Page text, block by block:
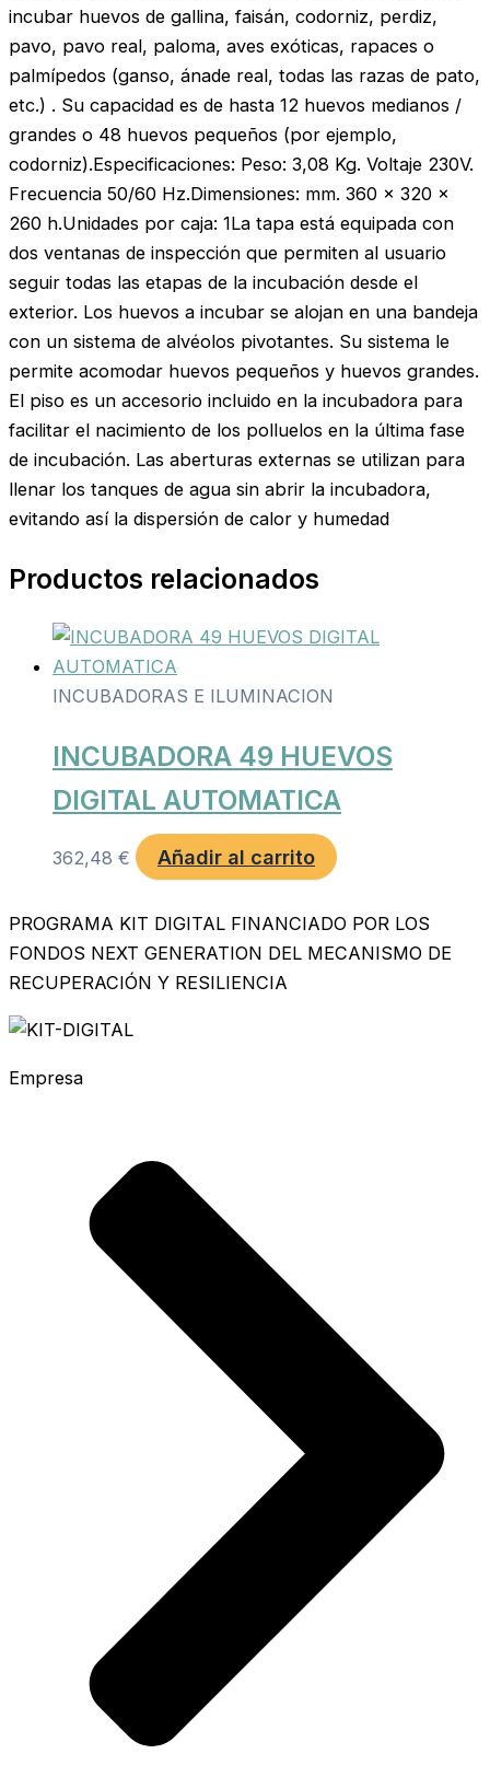
incubar huevos de gallina, faisán, codorniz, perdiz,
pavo, pavo real, paloma, aves exóticas, rapaces o
palmípedos (ganso, ánade real, todas las razas de pato,
etc.) . Su capacidad es de hasta 12 huevos medianos /
grandes o 48 huevos pequeños (por ejemplo,
codorniz).Especificaciones: Peso: 3,08 Kg. Voltaje 230V.
Frecuencia 50/60 Hz.Dimensiones: mm. 360 x 320 x
260 h.Unidades por caja: 1La tapa está equipada con
dos ventanas de inspección que permiten al usuario
seguir todas las etapas de la incubación desde el
exterior. Los huevos a incubar se alojan en una bandeja
con un sistema de alvéolos pivotantes. Su sistema le
permite acomodar huevos pequeños y huevos grandes.
El piso es un accesorio incluido en la incubadora para
facilitar el nacimiento de los polluelos en la última fase
de incubación. Las aberturas externas se utilizan para
llenar los tanques de agua sin abrir la incubadora,
evitando así la dispersión de calor y humedad
Productos relacionados
INCUBADORAS E ILUMINACION
INCUBADORA 49 HUEVOS
DIGITAL AUTOMATICA
362,48 € Añadir al carrito
PROGRAMA KIT DIGITAL FINANCIADO POR LOS
FONDOS NEXT GENERATION DEL MECANISMO DE
RECUPERACIÓN Y RESILIENCIA
Empresa